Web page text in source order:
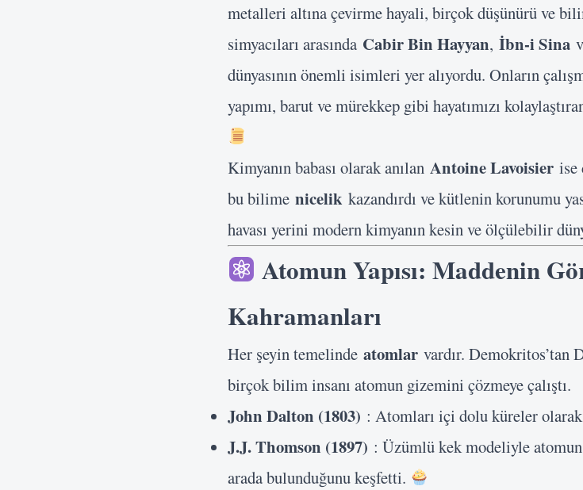
metalleri altına çevirme hayali, birçok düşünürü ve
simyacıları arasında Cabir Bin Hayyan, İbn-i Sina
dünyasının önemli isimleri yer alıyordu. Onların
yapımı, barut ve mürekkep gibi hayatımızı
Kimyanın babası olarak anılan Antoine Lavoisier ise
bu bilime nicelik kazandırdı ve kütlenin korunumu
havası yerini modern kimyanın kesin ve ölçülebilir
Atomun Yapısı: Maddenin
Kahramanları
Her şeyin temelinde atomlar vardır. Demokritos’tan
birçok bilim insanı atomun gizemini çözmeye çalıştı.
John Dalton (1803) : Atomları içi dolu küreler
J.J. Thomson (1897) : Üzümlü kek modeliyle
arada bulunduğunu keşfetti.